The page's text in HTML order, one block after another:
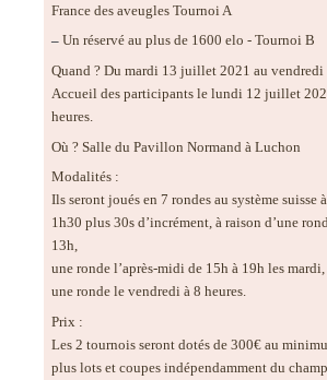
France des aveugles Tournoi A
–Un réservé au plus de 1600 elo - Tournoi B
Quand ? Du mardi 13 juillet 2021 au
Accueil des participants le lundi 12 juillet
heures.
Où ? Salle du Pavillon Normand à Luchon
Modalités :
Ils seront joués en 7 rondes au système suisse
1h30 plus 30s d’incrément, à raison d’une
13h,
une ronde l’après-midi de 15h à 19h les
une ronde le vendredi à 8 heures.
Prix :
Les 2 tournois seront dotés de 300€ au
plus lots et coupes indépendamment du